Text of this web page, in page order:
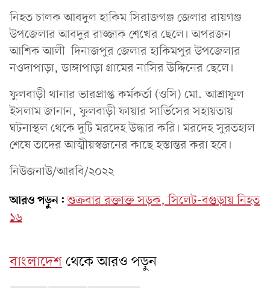
নিহত চালক আবদুল হাকিম সিরাজগঞ্জ জেলার রায়গঞ্জ
উপজেলার আবদুর রাজ্জাক শেখের ছেলে। অপরজন
আশিক আলী দিনাজপুর জেলার হাকিমপুর উপজেলার
নওদাপাড়া, ডাঙ্গাপাড়া গ্রামের নাসির উদ্দিনের ছেলে।
ফুলবাড়ী থানার ভারপ্রাপ্ত কর্মকর্তা (ওসি) মো. আশ্রাফুল
ইসলাম জানান, ফুলবাড়ী ফায়ার সার্ভিসের সহায়তায়
ঘটনাস্থল থেকে দুটি মরদেহ উদ্ধার করি। মরদেহ সুরতহাল
শেষে তাদের আত্মীয়স্বজনের কাছে হস্তান্তর করা হবে।
নিউজনাউ/আরবি/২০২২
আরও পড়ুন: শুক্রবার রক্তাক্ত সড়ক, সিলেট-বগুড়ায় নিহত
১৬
বাংলাদেশথেকে আরও পড়ুন